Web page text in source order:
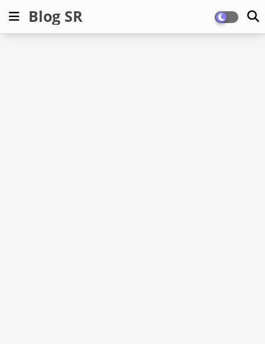
Blog SR